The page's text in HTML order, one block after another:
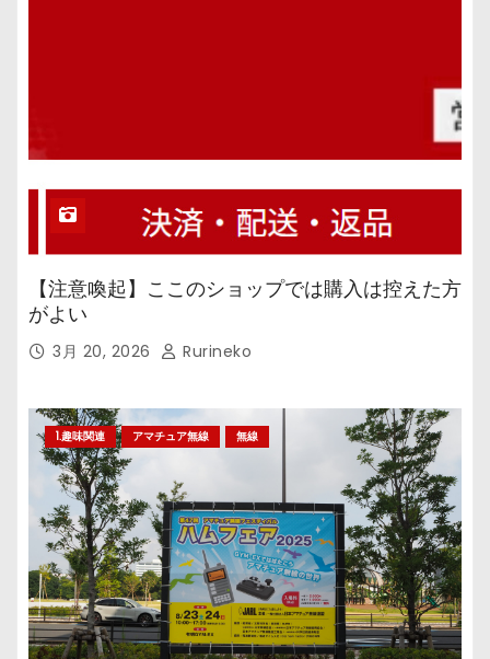
【注意喚起】ここのショップでは購入は控えた方
がよい
3月 20, 2026 Rurineko
1.趣味関連 アマチュア無線 無線